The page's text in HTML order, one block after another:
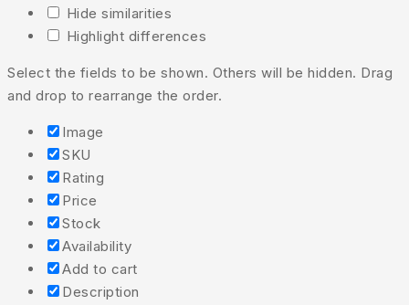
Hide similarities
Highlight differences
Select the fields to be shown. Others will be hidden. Drag
and drop to rearrange the order.
Image
SKU
Rating
Price
Stock
Availability
Add to cart
Description